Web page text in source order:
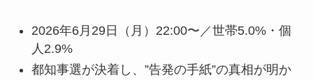
2026年6月29日（月）22:00〜／世帯5.0%・個
人2.9%
都知事選が決着し、”告発の手紙”の真相が明か